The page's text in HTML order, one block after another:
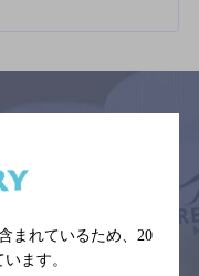
すようお願い申し上げま
まれているため、 20
ます。